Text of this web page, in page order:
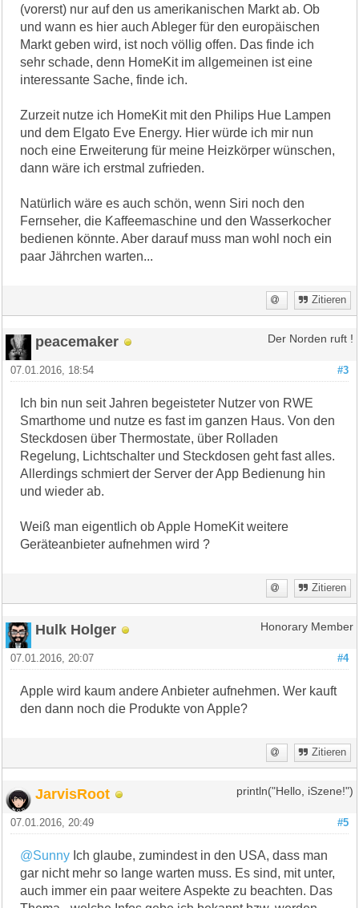
(vorerst) nur auf den us amerikanischen Markt ab. Ob
und wann es hier auch Ableger für den europäischen
Markt geben wird, ist noch völlig offen. Das finde ich
sehr schade, denn HomeKit im allgemeinen ist eine
interessante Sache, finde ich.
Zurzeit nutze ich HomeKit mit den Philips Hue Lampen
und dem Elgato Eve Energy. Hier würde ich mir nun
noch eine Erweiterung für meine Heizkörper wünschen,
dann wäre ich erstmal zufrieden.
Natürlich wäre es auch schön, wenn Siri noch den
Fernseher, die Kaffeemaschine und den Wasserkocher
bedienen könnte. Aber darauf muss man wohl noch ein
paar Jährchen warten...
Zitieren
peacemaker Der Norden ruft !
#3
07.01.2016, 18:54
Ich bin nun seit Jahren begeisteter Nutzer von RWE
Smarthome und nutze es fast im ganzen Haus. Von den
Steckdosen über Thermostate, über Rolladen
Regelung, Lichtschalter und Steckdosen geht fast alles.
Allerdings schmiert der Server der App Bedienung hin
und wieder ab.
Weiß man eigentlich ob Apple HomeKit weitere
Geräteanbieter aufnehmen wird ?
Zitieren
Hulk Holger Honorary Member
#4
07.01.2016, 20:07
Apple wird kaum andere Anbieter aufnehmen. Wer kauft
den dann noch die Produkte von Apple?
Zitieren
JarvisRoot println("Hello, iSzene!")
#5
07.01.2016, 20:49
@Sunny Ich glaube, zumindest in den USA, dass man
gar nicht mehr so lange warten muss. Es sind, mit unter,
auch immer ein paar weitere Aspekte zu beachten. Das